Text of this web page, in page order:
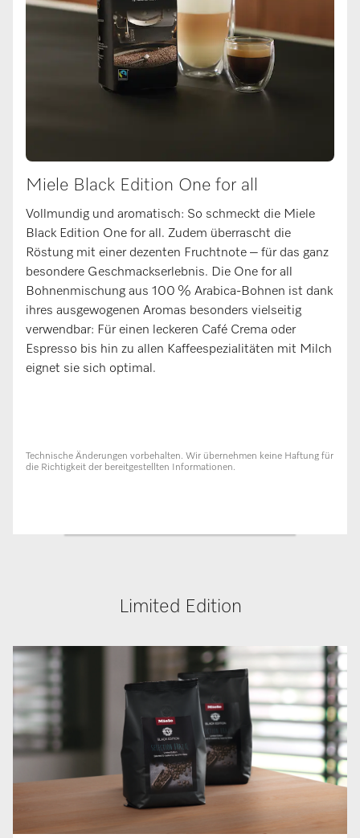
Miele Black Edition One for all
Vollmundig und aromatisch: So schmeckt die Miele
Black Edition One for all. Zudem überrascht die
Röstung mit einer dezenten Fruchtnote – für das ganz
besondere Geschmackserlebnis. Die One for all
Bohnenmischung aus 100 % Arabica-Bohnen ist dank
ihres ausgewogenen Aromas besonders vielseitig
verwendbar: Für einen leckeren Café Crema oder
Espresso bis hin zu allen Kaffeespezialitäten mit Milch
eignet sie sich optimal.
Technische Änderungen vorbehalten. Wir übernehmen keine Haftung für
die Richtigkeit der bereitgestellten Informationen.
Limited Edition